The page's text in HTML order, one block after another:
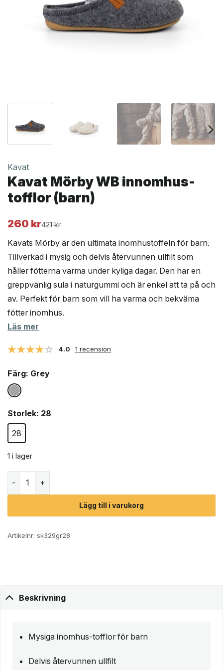
Kavat
Kavat Mörby WB innomhus-
tofflor (barn)
421kr
Det
priset
var:
421 kr.
260 kr
Det
priset
är:
260 kr.
Kavats Mörby är den ultimata inomhustoffeln för barn.
Tillverkad i mysig och delvis återvunnen ullfilt som
håller fötterna varma under kyliga dagar. Den har en
greppvänlig sula i naturgummi och är enkel att ta på och
av. Perfekt för barn som vill ha varma och bekväma
fötter inomhus.
Läs mer
4.0 1 recension
Färg: Grey
Storlek: 28
28
1 i lager
Lägg till i varukorg
Artikelnr: sk329gr28
Beskrivning
Mysiga inomhus-tofflor för barn
Delvis återvunnen ullfilt